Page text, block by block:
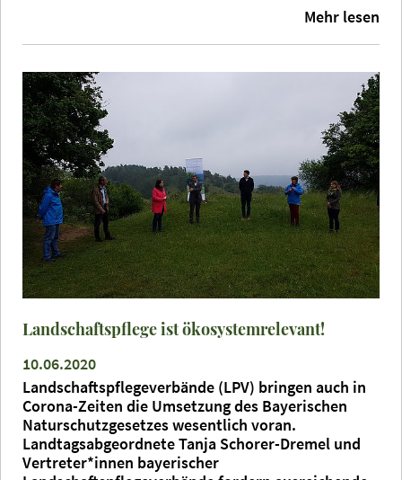
Mehr lesen
Landschaftspflege ist ökosystemrelevant!
10.06.2020
Landschaftspflegeverbände (LPV) bringen auch in
Corona-Zeiten die Umsetzung des Bayerischen
Naturschutzgesetzes wesentlich voran.
Landtagsabgeordnete Tanja Schorer-Dremel und
Vertreter*innen bayerischer